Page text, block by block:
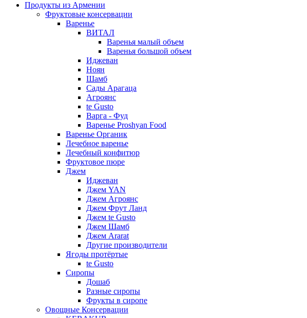
Продукты из Армении
Фруктовые консервации
Варенье
ВИТАЛ
Варенья малый объем
Варенья большой объем
Иджеван
Ноян
Шамб
Сады Арагаца
Агроянс
te Gusto
Варга - Фуд
Варенье Proshyan Food
Варенье Органик
Лечебное варенье
Лечебный конфитюр
Фруктовое пюре
Джем
Иджеван
Джем YAN
Джем Агроянс
Джем Фрут Ланд
Джем te Gusto
Джем Шамб
Джем Ararat
Другие производители
Ягоды протёртые
te Gusto
Сиропы
Дошаб
Разные сиропы
Фрукты в сиропе
Овощные Консервации